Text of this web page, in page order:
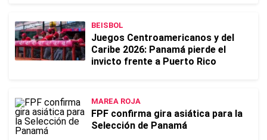
BEISBOL
Juegos Centroamericanos y del
Caribe 2026: Panamá pierde el
invicto frente a Puerto Rico
MAREA ROJA
FPF confirma gira asiática para la
Selección de Panamá